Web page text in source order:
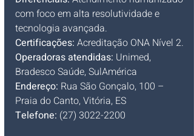
com foco em alta resolutividade e
tecnologia avançada.
Certificações: Acreditação ONA Nível 2.
Operadoras atendidas: Unimed,
Bradesco Saúde, SulAmérica
Endereço: Rua São Gonçalo, 100 –
Praia do Canto, Vitória, ES
Telefone: (27) 3022-2200